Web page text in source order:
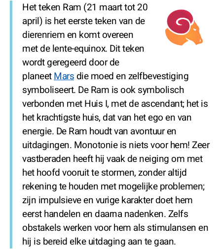
Het teken Ram (21 maart tot 20
april) is het eerste teken van de
dierenriem en komt overeen
met de lente-equinox. Dit teken
wordt geregeerd door de
planeetMars die moed en zelfbevestiging
symboliseert. De Ram is ook symbolisch
verbonden met Huis I, met de ascendant; het is
het krachtigste huis, dat van het ego en van
energie. De Ram houdt van avontuur en
uitdagingen. Monotonie is niets voor hem! Zeer
vastberaden heeft hij vaak de neiging om met
het hoofd vooruit te stormen, zonder altijd
rekening te houden met mogelijke problemen;
zijn impulsieve en vurige karakter doet hem
eerst handelen en daarna nadenken. Zelfs
obstakels werken voor hem als stimulansen en
hij is bereid elke uitdaging aan te gaan.